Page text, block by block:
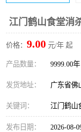
江门鹤山食堂消
价格： 9.00 元/年 起
产品数量： 9999.00年
发货地址： 广东省佛
关键词： 江门鹤山
发布日期： 2026-08-